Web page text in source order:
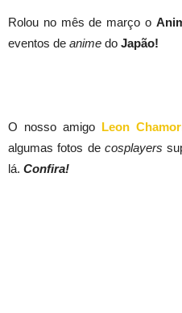
Rolou no mês de março o
eventos de anime do Japão!
O nosso amigo Leon
algumas fotos de cosplayers
lá. Confira!